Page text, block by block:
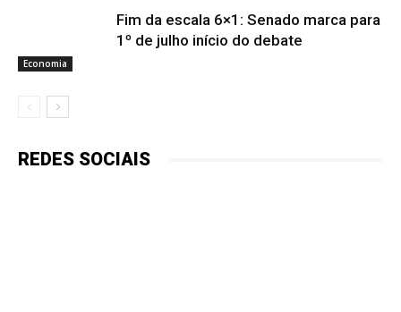
Economia
Fim da escala 6×1: Senado marca para
1º de julho início do debate
REDES SOCIAIS